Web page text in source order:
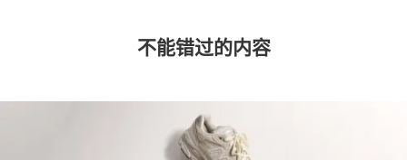
不能错过的内容